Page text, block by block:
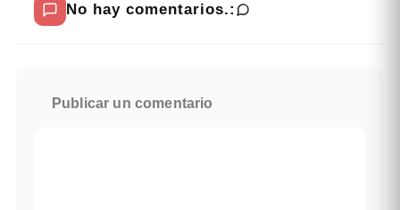
No hay comentarios.:
Publicar un comentario